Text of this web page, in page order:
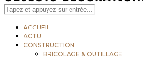
ACCUEIL
ACTU
CONSTRUCTION
BRICOLAGE & OUTILLAGE